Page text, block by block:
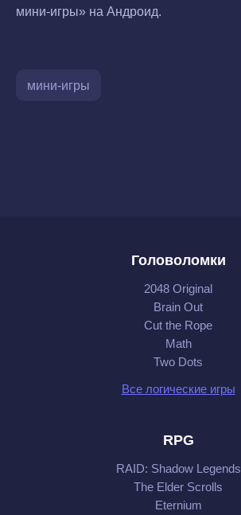
мини-игры» на Андроид.
мини-игры
Головоломки
2048 Original
Brain Out
Cut the Rope
Math
Two Dots
Все логические игры
RPG
RAID: Shadow Legends
The Elder Scrolls
Eternium